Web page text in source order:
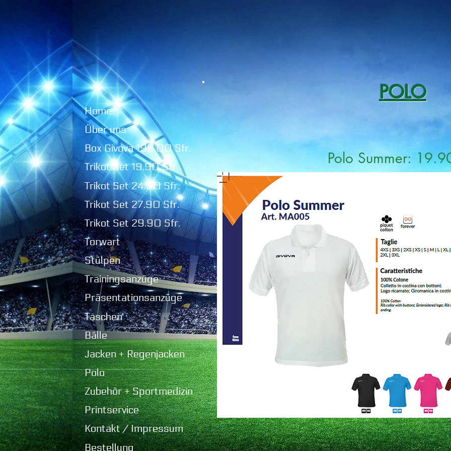
Home
Über uns
Box Givova 199.00 Sfr.
Trikot Set 19.90 Sfr.
Trikot Set 24.90 Sfr.
Trikot Set 27.90 Sfr.
Trikot Set 29.90 Sfr.
Torwart
Stülpen
Trainingsanzüge
Präsentationsanzüge
Taschen
Bälle
Jacken + Regenjacken
Polo
Zubehör + Sportmedizin
Printservice
Kontakt / Impressum
Bestellung
POLO
Polo Summer: